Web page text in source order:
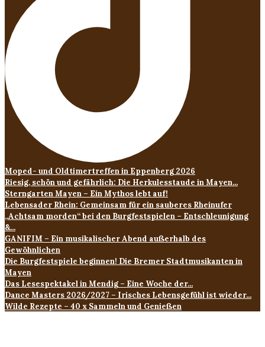
Moped- und Oldtimertreffen in Eppenberg 2026
Riesig, schön und gefährlich: Die Herkulesstaude in Mayen...
Sterngarten Mayen – Ein Mythos lebt auf!
Lebensader Rhein: Gemeinsam für ein sauberes Rheinufer
„Achtsam morden“ bei den Burgfestspielen – Entschleunigung
&...
GANIFIM – Ein musikalischer Abend außerhalb des
Gewöhnlichen
Die Burgfestspiele beginnen! Die Bremer Stadtmusikanten in
Mayen
Das Lesespektakel in Mendig – Eine Woche der...
Dance Masters 2026/2027 – Irisches Lebensgefühl ist wieder...
Wilde Rezepte – 40 x Sammeln und Genießen